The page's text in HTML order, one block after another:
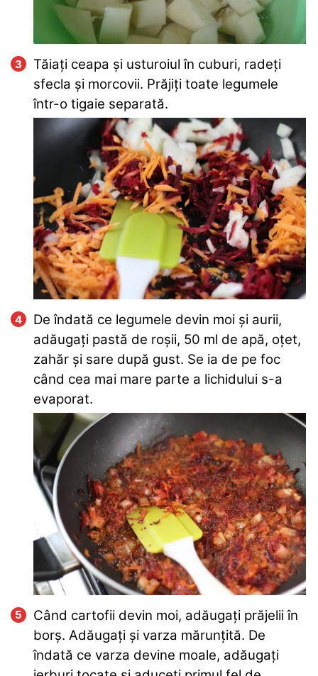
Tăiați ceapa și usturoiul în cuburi, radeți
sfecla și morcovii. Prăjiți toate legumele
într-o tigaie separată.
De îndată ce legumele devin moi și aurii,
adăugați pastă de roșii, 50 ml de apă, oțet,
zahăr și sare după gust. Se ia de pe foc
când cea mai mare parte a lichidului s-a
evaporat.
Când cartofii devin moi, adăugați prăjelii în
borș. Adăugați și varza mărunțită. De
îndată ce varza devine moale, adăugați